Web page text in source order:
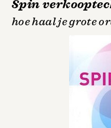
Spin
hoe haal je grote